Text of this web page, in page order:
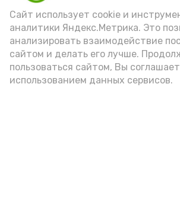
Сайт использует cookie и
аналитики Яндекс.Метрика. Это
анализировать взаимодействие
сайтом и делать его лучше.
пользоваться сайтом, Вы
использованием данных сервисов.
работу мигрантов — до 15
каждого специалиста.
По материалам
РФ